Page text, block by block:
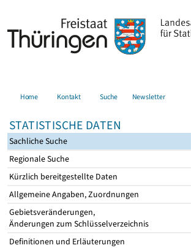
Home Kontakt Suche Newsletter
STATISTISCHE DATEN
Sachliche Suche
Regionale Suche
Kürzlich bereitgestellte Daten
Allgemeine Angaben, Zuordnungen
Gebietsveränderungen,
Änderungen zum Schlüsselverzeichnis
Definitionen und Erläuterungen